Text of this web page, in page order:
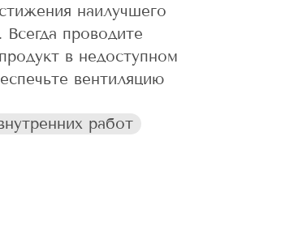
наилучшего
проводите
в недоступном
вентиляцию
работ